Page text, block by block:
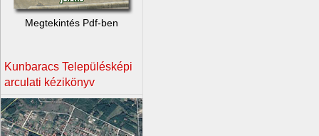
Megtekintés Pdf-ben
Kunbaracs Településképi
arculati kézikönyv